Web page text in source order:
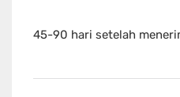
45-90 hari setelah